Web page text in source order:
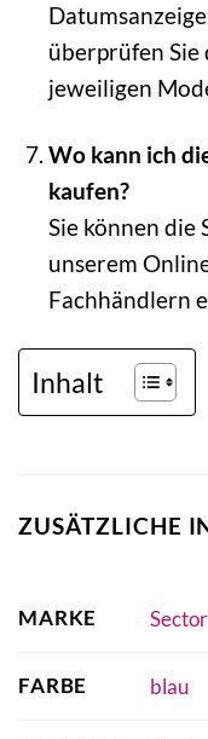
überprüfen
jeweiligen
Wo kann ich
kaufen?
Sie können die
unserem
Fachhändlern
Inhalt
ZUSÄTZLICHE
MARKE Sector
FARBE blau